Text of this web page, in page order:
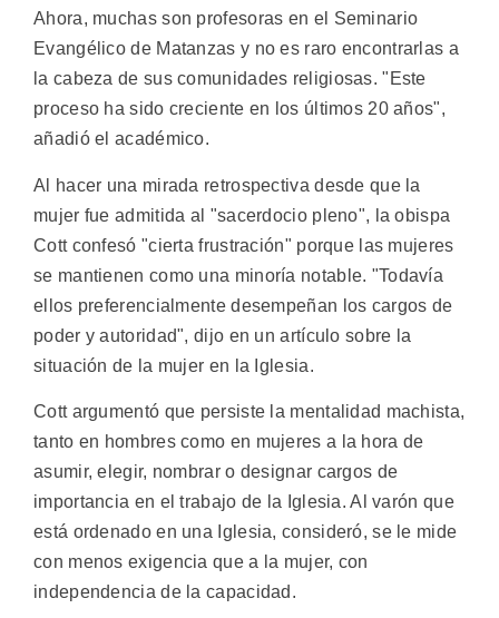
Ahora, muchas son profesoras en el Seminario
Evangélico de Matanzas y no es raro encontrarlas a
la cabeza de sus comunidades religiosas. "Este
proceso ha sido creciente en los últimos 20 años",
añadió el académico.
Al hacer una mirada retrospectiva desde que la
mujer fue admitida al "sacerdocio pleno", la obispa
Cott confesó "cierta frustración" porque las mujeres
se mantienen como una minoría notable. "Todavía
ellos preferencialmente desempeñan los cargos de
poder y autoridad", dijo en un artículo sobre la
situación de la mujer en la Iglesia.
Cott argumentó que persiste la mentalidad machista,
tanto en hombres como en mujeres a la hora de
asumir, elegir, nombrar o designar cargos de
importancia en el trabajo de la Iglesia. Al varón que
está ordenado en una Iglesia, consideró, se le mide
con menos exigencia que a la mujer, con
independencia de la capacidad.